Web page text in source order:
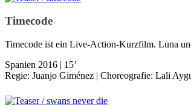
Timecode
Timecode ist ein Live-Action-Kurzfilm. Luna
Spanien 2016 | 15’
Regie: Juanjo Giménez | Choreografie: Lali